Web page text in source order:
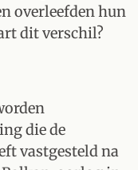
overleefden hun
dit verschil?
die de
vastgesteld na